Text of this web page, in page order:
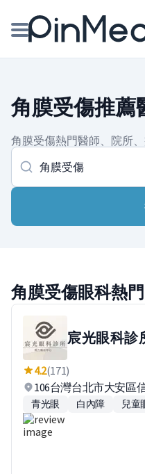
醫師專欄專訪
健康主題館
我
角膜受傷推薦
角膜受傷熱門醫師、院所
角膜受傷眼科熱
宸光眼科診
4.2(171)
106台灣台北市大安區
青光眼 白內障 兒童